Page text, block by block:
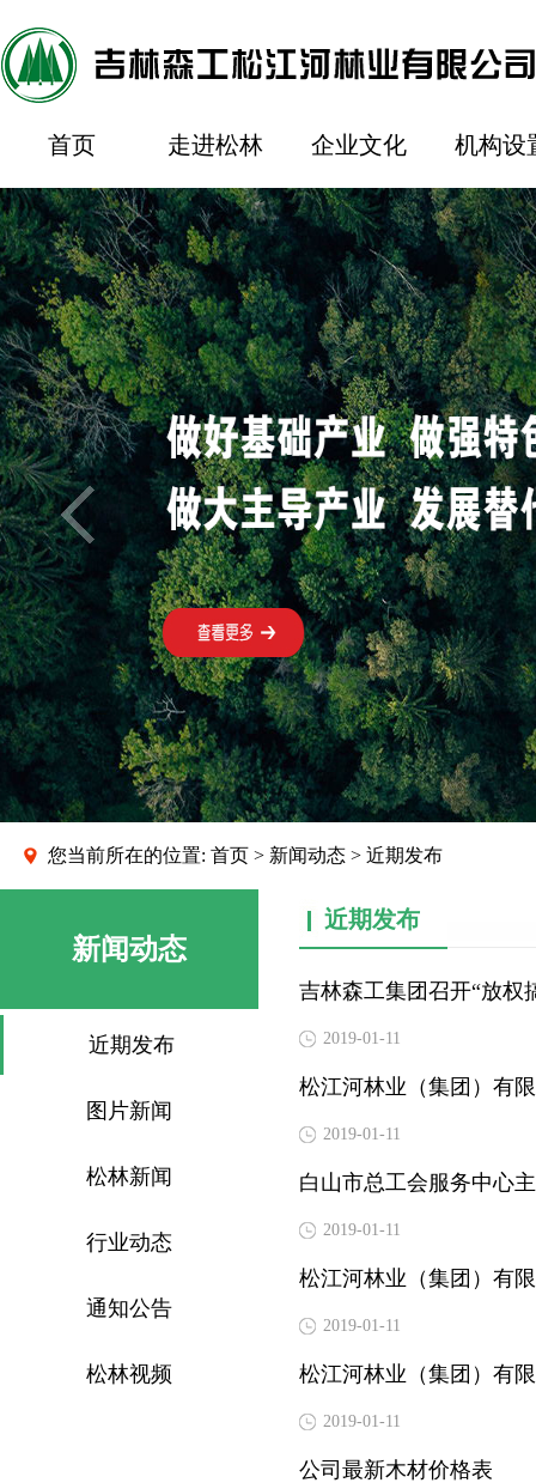
首页 走进松林 企业文化 机构设
您当前所在的位置: 首页 > 新闻动态 > 近期发布
新闻动态
近期发布
图片新闻
松林新闻
行业动态
通知公告
松林视频
近期发布
吉林森工集团召开“放权
2019-01-11
松江河林业（集团）有
2019-01-11
白山市总工会服务中心
2019-01-11
松江河林业（集团）有
2019-01-11
松江河林业（集团）有
2019-01-11
公司最新木材价格表